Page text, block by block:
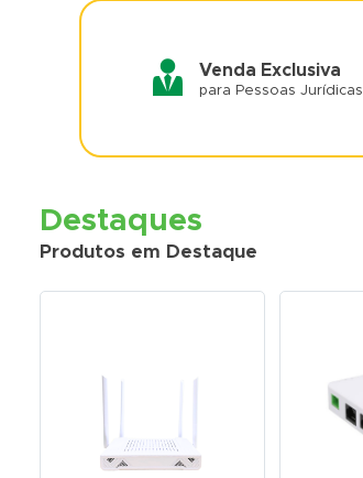
Venda Exclusiva
para Pessoas Jurídicas
Destaques
Produtos em Destaque